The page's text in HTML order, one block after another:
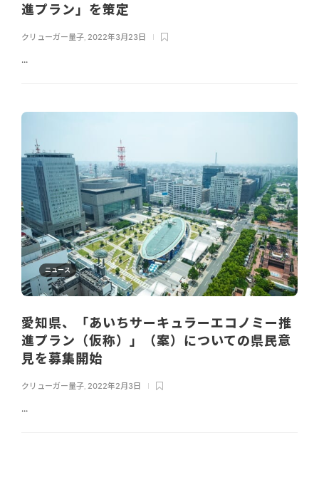
進プラン」を策定
クリューガー量子 2022年3月23日
...
ニュース
愛知県、「あいちサーキュラーエコノミー推
進プラン（仮称）」（案）についての県民意
見を募集開始
クリューガー量子 2022年2月3日
...